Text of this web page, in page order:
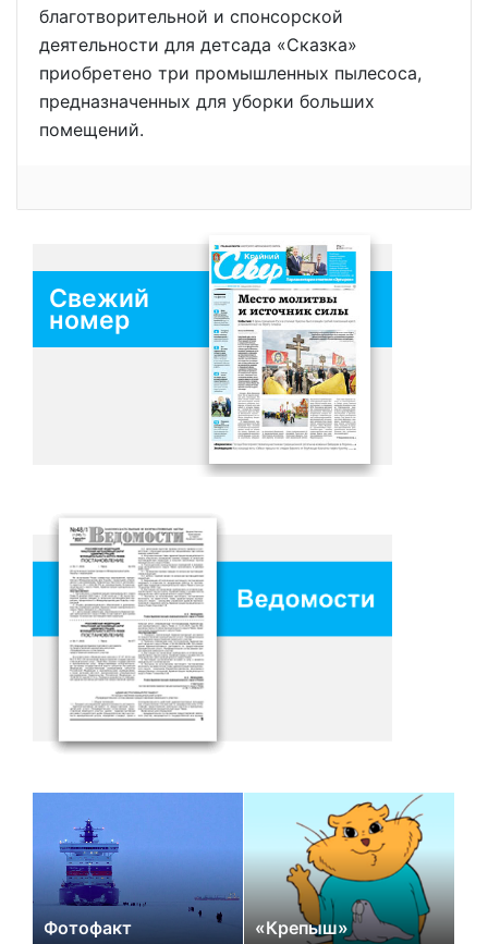
благотворительной и спонсорской
деятельности для детсада «Сказка»
приобретено три промышленных пылесоса,
предназначенных для уборки больших
помещений.
Свежий
номер
Фотофакт «Крепыш»